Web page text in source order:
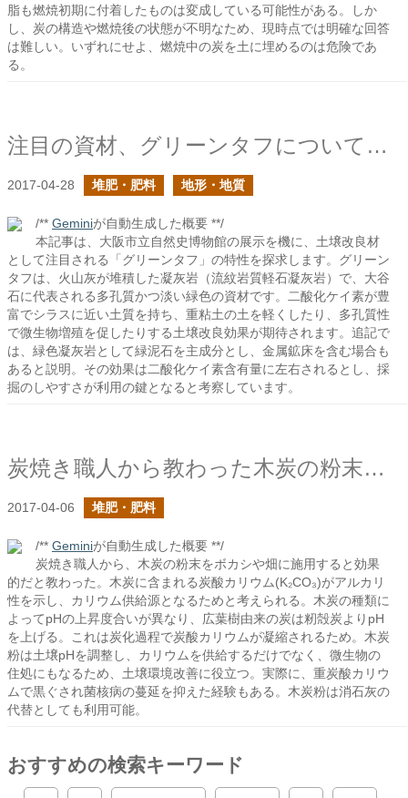
脂も燃焼初期に付着したものは変成している可能性がある。しか
し、炭の構造や燃焼後の状態が不明なため、現時点では明確な回答
は難しい。いずれにせよ、燃焼中の炭を土に埋めるのは危険であ
る。
注目の資材、グリーンタフについて知ろう
2017-04-28 堆肥・肥料 地形・地質
/** Geminiが自動生成した概要 **/
本記事は、大阪市立自然史博物館の展示を機に、土壌改良材
として注目される「グリーンタフ」の特性を探求します。グリーン
タフは、火山灰が堆積した凝灰岩（流紋岩質軽石凝灰岩）で、大谷
石に代表される多孔質かつ淡い緑色の資材です。二酸化ケイ素が豊
富でシラスに近い土質を持ち、重粘土の土を軽くしたり、多孔質性
で微生物増殖を促したりする土壌改良効果が期待されます。追記で
は、緑色凝灰岩として緑泥石を主成分とし、金属鉱床を含む場合も
あると説明。その効果は二酸化ケイ素含有量に左右されるとし、採
掘のしやすさが利用の鍵となると考察しています。
炭焼き職人から教わった木炭の粉末のこと
2017-04-06 堆肥・肥料
/** Geminiが自動生成した概要 **/
炭焼き職人から、木炭の粉末をボカシや畑に施用すると効果
的だと教わった。木炭に含まれる炭酸カリウム(K₂CO₃)がアルカリ
性を示し、カリウム供給源となるためと考えられる。木炭の種類に
よってpHの上昇度合いが異なり、広葉樹由来の炭は籾殻炭よりpH
を上げる。これは炭化過程で炭酸カリウムが凝縮されるため。木炭
粉は土壌pHを調整し、カリウムを供給するだけでなく、微生物の
住処にもなるため、土壌環境改善に役立つ。実際に、重炭酸カリウ
ムで黒ぐされ菌核病の蔓延を抑えた経験もある。木炭粉は消石灰の
代替としても利用可能。
おすすめの検索キーワード